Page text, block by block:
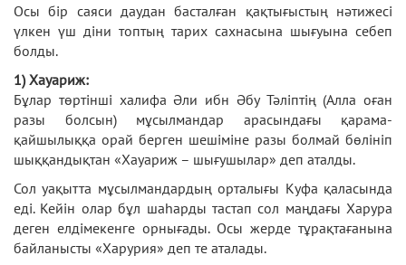
Осы бір саяси даудан басталған қақтығыстың нәтижесі
үлкен үш діни топтың тарих сахнасына шығуына себеп
болды.
1) Хауариж:
Бұлар төртінші халифа Әли ибн Әбу Тәліптің (Алла оған
разы болсын) мұсылмандар арасындағы қарама-
қайшылыққа орай берген шешіміне разы болмай бөлініп
шыққандықтан «Хауариж – шығушылар» деп аталды.
Сол уақытта мұсылмандардың орталығы Куфа қаласында
еді. Кейін олар бұл шаһарды тастап сол маңдағы Харура
деген елдімекенге орнығады. Осы жерде тұрақтағанына
байланысты «Харурия» деп те аталады.